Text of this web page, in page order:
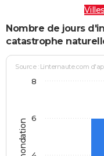
Nombre de jours
catastrophe
Source : Linternaute.com
6
8